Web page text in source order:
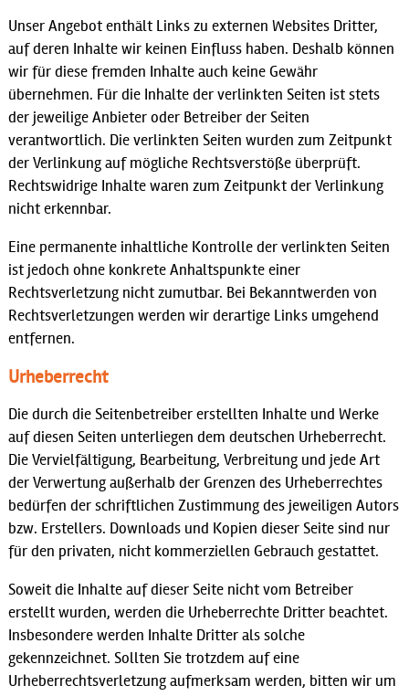
Unser Angebot enthält Links zu externen Websites Dritter,
auf deren Inhalte wir keinen Einfluss haben. Deshalb können
wir für diese fremden Inhalte auch keine Gewähr
übernehmen. Für die Inhalte der verlinkten Seiten ist stets
der jeweilige Anbieter oder Betreiber der Seiten
verantwortlich. Die verlinkten Seiten wurden zum Zeitpunkt
der Verlinkung auf mögliche Rechtsverstöße überprüft.
Rechtswidrige Inhalte waren zum Zeitpunkt der Verlinkung
nicht erkennbar.
Eine permanente inhaltliche Kontrolle der verlinkten Seiten
ist jedoch ohne konkrete Anhaltspunkte einer
Rechtsverletzung nicht zumutbar. Bei Bekanntwerden von
Rechtsverletzungen werden wir derartige Links umgehend
entfernen.
Urheberrecht
Die durch die Seitenbetreiber erstellten Inhalte und Werke
auf diesen Seiten unterliegen dem deutschen Urheberrecht.
Die Vervielfältigung, Bearbeitung, Verbreitung und jede Art
der Verwertung außerhalb der Grenzen des Urheberrechtes
bedürfen der schriftlichen Zustimmung des jeweiligen Autors
bzw. Erstellers. Downloads und Kopien dieser Seite sind nur
für den privaten, nicht kommerziellen Gebrauch gestattet.
Soweit die Inhalte auf dieser Seite nicht vom Betreiber
erstellt wurden, werden die Urheberrechte Dritter beachtet.
Insbesondere werden Inhalte Dritter als solche
gekennzeichnet. Sollten Sie trotzdem auf eine
Urheberrechtsverletzung aufmerksam werden, bitten wir um